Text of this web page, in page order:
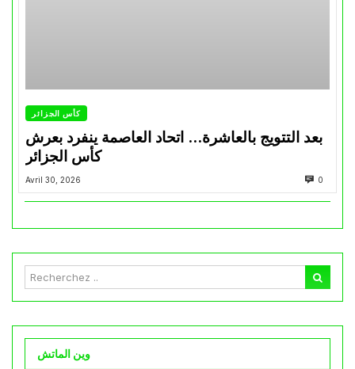
كأس الجزائر
بعد التتويج بالعاشرة… اتحاد العاصمة ينفرد بعرش
كأس الجزائر
Avril 30, 2026 0
وين الماتش